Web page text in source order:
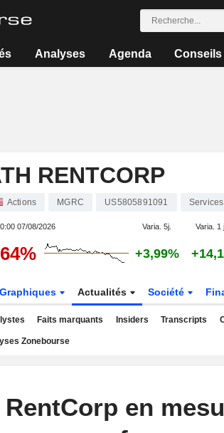
Analyses Agenda Conseils
RENTCORP
Actions MGRC US5805891091
07/08/2026 Varia. 5j. Varia. 1
+3,99%
Graphiques Actualités Société
Faits marquants Insiders Transcripts
Zonebourse
en